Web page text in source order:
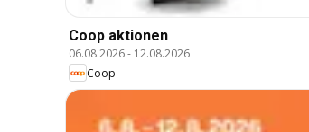
Coop aktionen
06.08.2026- 12.08.2026
Coop